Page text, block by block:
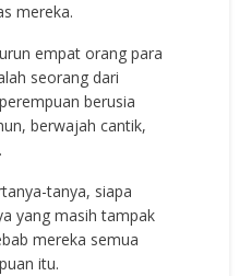
mereka.
empat orang para
seorang dari
berusia
berwajah cantik,
tanya, siapa
yang masih tampak
mereka semua
itu.